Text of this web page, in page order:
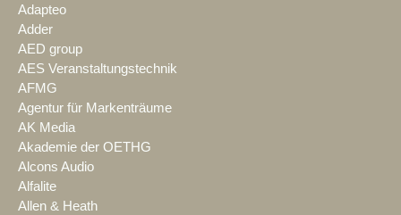
Adapteo
Adder
AED group
AES Veranstaltungstechnik
AFMG
Agentur für Markenträume
AK Media
Akademie der OETHG
Alcons Audio
Alfalite
Allen & Heath